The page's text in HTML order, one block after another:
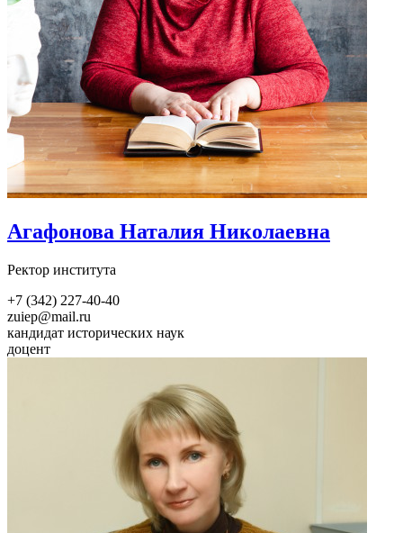
Агафонова Наталия Николаевна
Ректор института
+7 (342) 227-40-40
zuiep@mail.ru
кандидат исторических наук
доцент